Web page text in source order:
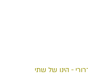
- הינו של שתי